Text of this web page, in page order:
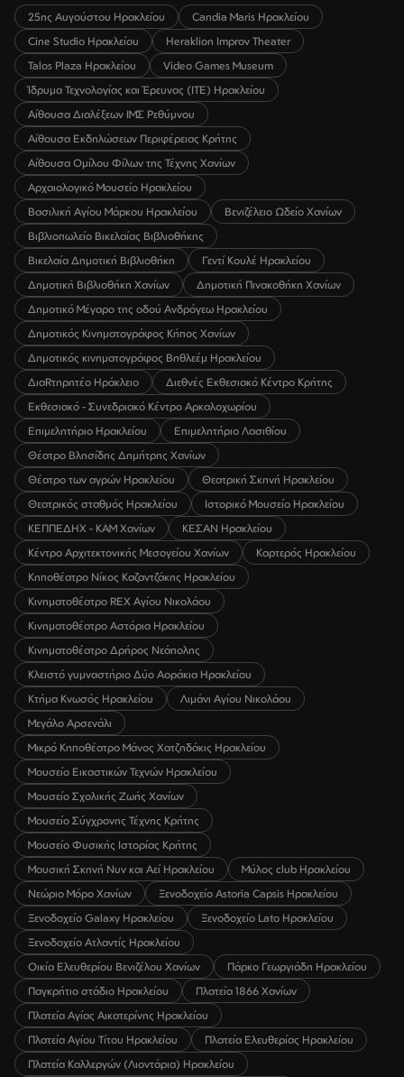
25ης Αυγούστου Ηρακλείου
Candia Maris Ηρακλείου
Cine Studio Ηρακλείου
Heraklion Improv Theater
Talos Plaza Ηρακλείου
Video Games Museum
Ίδρυμα Τεχνολογίας και Έρευνας (ΙΤΕ) Ηρακλείου
Αίθουσα Διαλέξεων ΙΜΣ Ρεθύμνου
Αίθουσα Εκδηλώσεων Περιφέρειας Κρήτης
Αίθουσα Ομίλου Φίλων της Τέχνης Χανίων
Αρχαιολογικό Μουσείο Ηρακλείου
Βασιλική Αγίου Μάρκου Ηρακλείου
Βενιζέλειο Ωδείο Χανίων
Βιβλιοπωλείο Βικελαίας Βιβλιοθήκης
Βικελαία Δημοτική Βιβλιοθήκη
Γεντί Κουλέ Ηρακλείου
Δημοτική Βιβλιοθήκη Χανίων
Δημοτική Πινακοθήκη Χανίων
Δημοτικό Μέγαρο της οδού Ανδρόγεω Ηρακλείου
Δημοτικός Κινηματογράφος Κήπος Χανίων
Δημοτικός κινηματογράφος Βηθλεέμ Ηρακλείου
ΔιαRτηρητέο Ηράκλειο
Διεθνές Εκθεσιακό Κέντρο Κρήτης
Εκθεσιακό - Συνεδριακό Κέντρο Αρκαλοχωρίου
Επιμελητήριο Ηρακλείου
Επιμελητήριο Λασιθίου
Θέατρο Βλησίδης Δημήτρης Χανίων
Θέατρο των αγρών Ηρακλείου
Θεατρική Σκηνή Ηρακλείου
Θεατρικός σταθμός Ηρακλείου
Ιστορικό Μουσείο Ηρακλείου
ΚΕΠΠΕΔΗΧ - ΚΑΜ Χανίων
ΚΕΣΑΝ Ηρακλείου
Κέντρο Αρχιτεκτονικής Μεσογείου Χανίων
Καρτερός Ηρακλείου
Κηποθέατρο Νίκος Καζαντζάκης Ηρακλείου
Κινηματοθέατρο REX Αγίου Νικολάου
Κινηματοθέατρο Αστόρια Ηρακλείου
Κινηματοθέατρο Δρήρος Νεάπολης
Κλειστό γυμναστήριο Δύο Αοράκια Ηρακλείου
Κτήμα Κνωσός Ηρακλείου
Λιμάνι Αγίου Νικολάου
Μεγάλο Αρσενάλι
Μικρό Κηποθέατρο Μάνος Χατζηδάκις Ηρακλείου
Μουσείο Εικαστικών Τεχνών Ηρακλείου
Μουσείο Σχολικής Ζωής Χανίων
Μουσείο Σύγχρονης Τέχνης Κρήτης
Μουσείο Φυσικής Ιστορίας Κρήτης
Μουσική Σκηνή Νυν και Αεί Ηρακλείου
Μύλος club Ηρακλείου
Νεώριο Μόρο Χανίων
Ξενοδοχείο Astoria Capsis Ηρακλείου
Ξενοδοχείο Galaxy Ηρακλείου
Ξενοδοχείο Lato Ηρακλείου
Ξενοδοχείο Ατλαντίς Ηρακλείου
Οικία Ελευθερίου Βενιζέλου Χανίων
Πάρκο Γεωργιάδη Ηρακλείου
Παγκρήτιο στάδιο Ηρακλείου
Πλατεία 1866 Χανίων
Πλατεία Αγίας Αικατερίνης Ηρακλείου
Πλατεία Αγίου Τίτου Ηρακλείου
Πλατεία Ελευθερίας Ηρακλείου
Πλατεία Καλλεργών (Λιοντάρια) Ηρακλείου